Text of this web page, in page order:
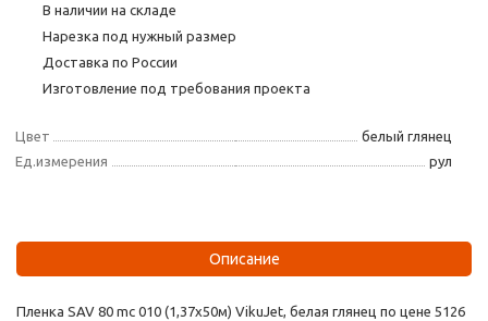
В наличии на складе
Нарезка под нужный размер
Доставка по России
Изготовление под требования проекта
Цвет
белый глянец
Ед.измерения
рул
Описание
Пленка SAV 80 mc 010 (1,37х50м) VikuJet, белая глянец по цене 5126